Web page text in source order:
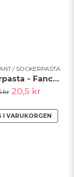
/ SOCKERPASTA
Sockerpasta - Fancy Violet - FunCakes - KORT DATUM
kr 20,5 kr
I VARUKORGEN